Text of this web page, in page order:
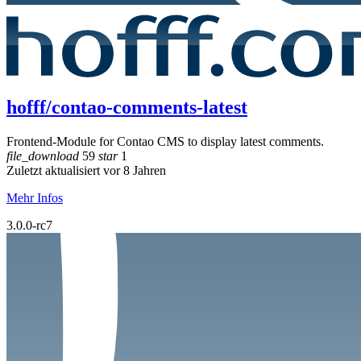
hofff/contao-comments-latest
Frontend-Module for Contao CMS to display latest comments.
file_download 59 star1
Zuletzt aktualisiert vor 8 Jahren
Mehr Infos
3.0.0-rc7